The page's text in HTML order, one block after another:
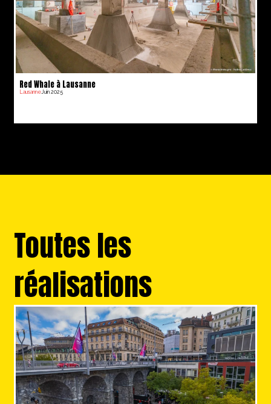
Red Whale à Lausanne
Lausanne Juin 2025
Toutes les
réalisations